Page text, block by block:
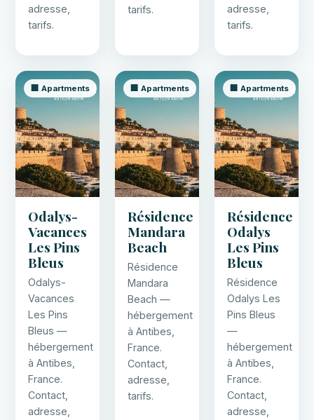
adresse,
tarifs.
tarifs.
adresse,
tarifs.
🏢 Apartments
Odalys-
Vacances
Les Pins
Bleus
Odalys-
Vacances
Les Pins
Bleus —
hébergement
à Antibes,
France.
Contact,
adresse,
🏢 Apartments
Résidence
Mandara
Beach
Résidence
Mandara
Beach —
hébergement
à Antibes,
France.
Contact,
adresse,
tarifs.
🏢 Apartments
Résidence
Odalys
Les Pins
Bleus
Résidence
Odalys Les
Pins Bleus
—
hébergement
à Antibes,
France.
Contact,
adresse,